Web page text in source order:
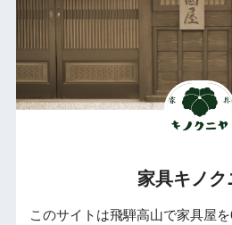
家具キノク
このサイトは飛騨高山で家具屋